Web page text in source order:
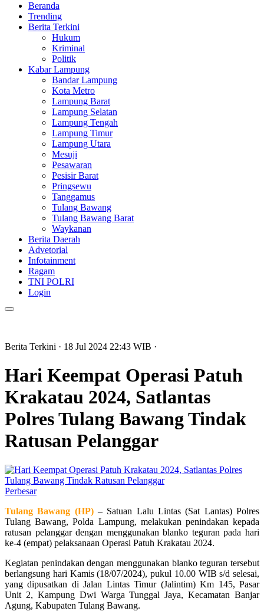
Beranda
Trending
Berita Terkini
Hukum
Kriminal
Politik
Kabar Lampung
Bandar Lampung
Kota Metro
Lampung Barat
Lampung Selatan
Lampung Tengah
Lampung Timur
Lampung Utara
Mesuji
Pesawaran
Pesisir Barat
Pringsewu
Tanggamus
Tulang Bawang
Tulang Bawang Barat
Waykanan
Berita Daerah
Advetorial
Infotainment
Ragam
TNI POLRI
Login
Berita Terkini · 18 Jul 2024 22:43 WIB ·
Hari Keempat Operasi Patuh
Krakatau 2024, Satlantas
Polres Tulang Bawang Tindak
Ratusan Pelanggar
Perbesar
Tulang Bawang (HP)– Satuan Lalu Lintas (Sat Lantas) Polres
Tulang Bawang, Polda Lampung, melakukan penindakan kepada
ratusan pelanggar dengan menggunakan blanko teguran pada hari
ke-4 (empat) pelaksanaan Operasi Patuh Krakatau 2024.
Kegiatan penindakan dengan menggunakan blanko teguran tersebut
berlangsung hari Kamis (18/07/2024), pukul 10.00 WIB s/d selesai,
yang dipusatkan di Jalan Lintas Timur (Jalintim) Km 145, Pasar
Unit 2, Kampung Dwi Warga Tunggal Jaya, Kecamatan Banjar
Agung, Kabupaten Tulang Bawang.